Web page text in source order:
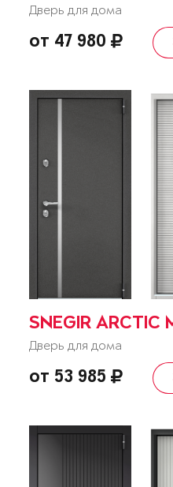
Дверь для дома
от 47 980
SNEGIR ARCTIC
Дверь для дома
от 53 985